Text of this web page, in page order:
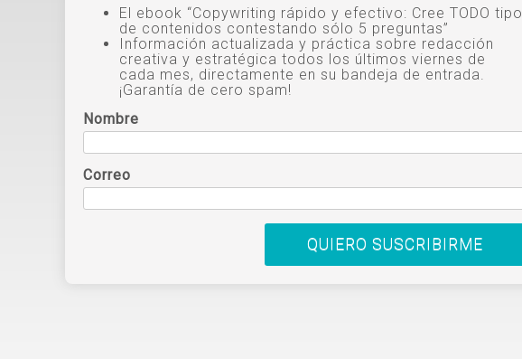
El ebook “Copywriting rápido y efectivo: Cree TODO tipo
de contenidos contestando sólo 5 preguntas”
Información actualizada y práctica sobre redacción
creativa y estratégica todos los últimos viernes de
cada mes, directamente en su bandeja de entrada.
¡Garantía de cero spam!
Nombre
Correo